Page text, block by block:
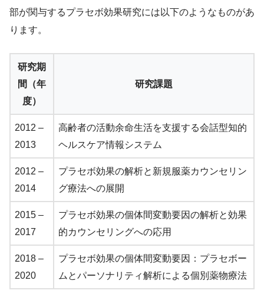
部が関与するプラセボ効果研究には以下のようなものがあ
ります。
研究期
間（年
度）
研究課題
2012 –
2013
高齢者の活動余命生活を支援する会話型知的
ヘルスケア情報システム
2012 –
2014
プラセボ効果の解析と新規服薬カウンセリン
グ療法への展開
2015 –
2017
プラセボ効果の個体間変動要因の解析と効果
的カウンセリングへの応用
2018 –
2020
プラセボ効果の個体間変動要因：プラセボー
ムとパーソナリティ解析による個別薬物療法